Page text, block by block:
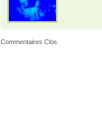
Commentaires Clos.